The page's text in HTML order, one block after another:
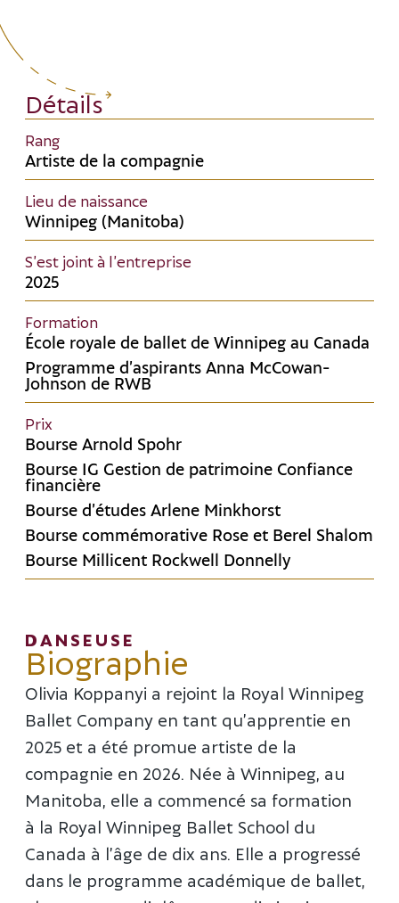
Détails
Rang
Artiste de la compagnie
Lieu de naissance
Winnipeg (Manitoba)
S’est joint à l’entreprise
2025
Formation
École royale de ballet de Winnipeg au Canada
Programme d’aspirants Anna McCowan-
Johnson de RWB
Prix
Bourse Arnold Spohr
Bourse IG Gestion de patrimoine Confiance
financière
Bourse d’études Arlene Minkhorst
Bourse commémorative Rose et Berel Shalom
Bourse Millicent Rockwell Donnelly
DANSEUSE
Biographie
Olivia Koppanyi a rejoint la Royal Winnipeg
Ballet Company en tant qu’apprentie en
2025 et a été promue artiste de la
compagnie en 2026. Née à Winnipeg, au
Manitoba, elle a commencé sa formation
à la Royal Winnipeg Ballet School du
Canada à l’âge de dix ans. Elle a progressé
dans le programme académique de ballet,